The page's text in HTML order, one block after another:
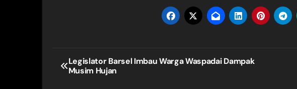
Navigasi
pos
Legislator Barsel Imbau Warga Waspadai Dampak
Musim Hujan